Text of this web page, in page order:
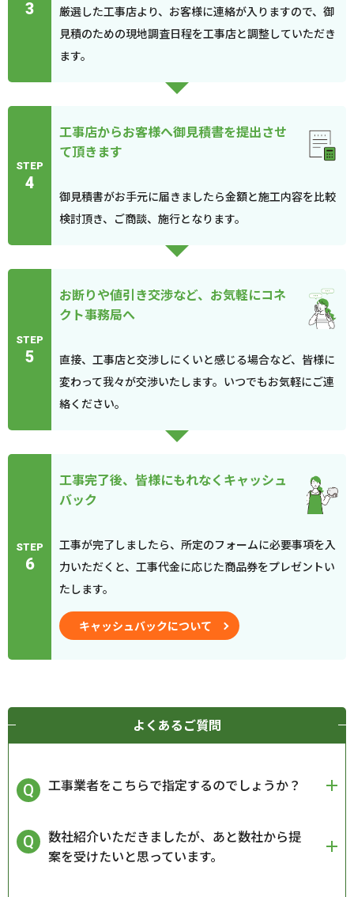
3
厳選した工事店より、お客様に連絡が入りますので、御
見積のための現地調査日程を工事店と調整していただき
ます。
STEP
4
工事店からお客様へ御見積書を提出させ
て頂きます
御見積書がお手元に届きましたら金額と施工内容を比較
検討頂き、ご商談、施行となります。
STEP
5
お断りや値引き交渉など、お気軽にコネ
クト事務局へ
直接、工事店と交渉しにくいと感じる場合など、皆様に
変わって我々が交渉いたします。いつでもお気軽にご連
絡ください。
STEP
6
工事完了後、皆様にもれなくキャッシュ
バック
工事が完了しましたら、所定のフォームに必要事項を入
力いただくと、工事代金に応じた商品券をプレゼントい
たします。
キャッシュバックについて
よくあるご質問
工事業者をこちらで指定するのでしょうか？
数社紹介いただきましたが、あと数社から提
案を受けたいと思っています。